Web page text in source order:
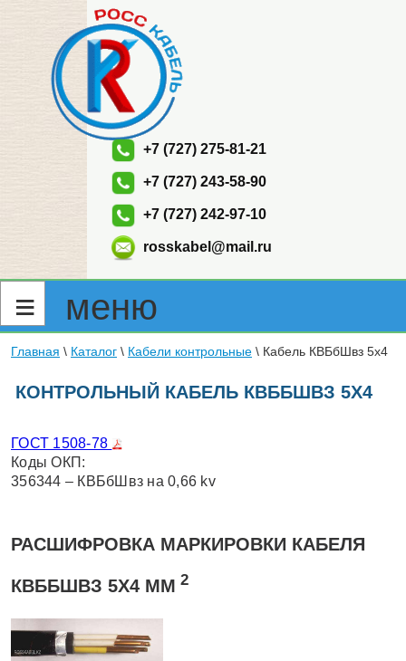
+7 (727) 275-81-21
+7 (727) 243-58-90
+7 (727) 242-97-10
rosskabel@mail.ru
≡ меню
Главная \ Каталог \ Кабели контрольные \ Кабель КВБбШвз 5х4
КОНТРОЛЬНЫЙ КАБЕЛЬ КВББШВЗ 5Х4
ГОСТ 1508-78
Коды ОКП:
356344 – КВБбШвз на 0,66 kv
РАСШИФРОВКА МАРКИРОВКИ КАБЕЛЯ
КВББШВЗ 5Х4 ММ 2